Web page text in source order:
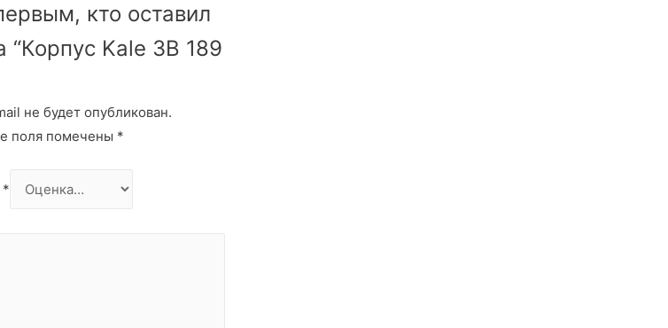
кто оставил
“Корпус Kale ЗВ 189
не будет опубликован.
поля помечены *
*